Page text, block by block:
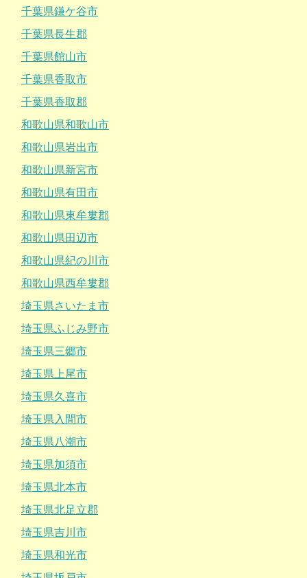
千葉県鎌ケ谷市
千葉県長生郡
千葉県館山市
千葉県香取市
千葉県香取郡
和歌山県和歌山市
和歌山県岩出市
和歌山県新宮市
和歌山県有田市
和歌山県東牟婁郡
和歌山県田辺市
和歌山県紀の川市
和歌山県西牟婁郡
埼玉県さいたま市
埼玉県ふじみ野市
埼玉県三郷市
埼玉県上尾市
埼玉県久喜市
埼玉県入間市
埼玉県八潮市
埼玉県加須市
埼玉県北本市
埼玉県北足立郡
埼玉県吉川市
埼玉県和光市